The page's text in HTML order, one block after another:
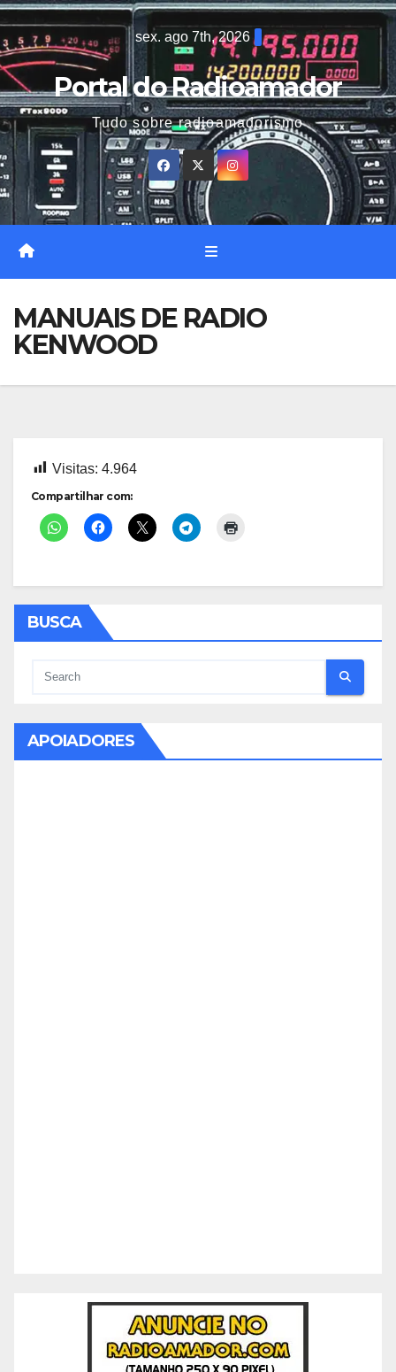
Skip
to
content
sex. ago 7th, 2026
Portal do Radioamador
Tudo sobre radioamadorismo
MANUAIS DE RADIO
KENWOOD
Visitas: 4.964
Compartilhar com:
BUSCA
APOIADORES